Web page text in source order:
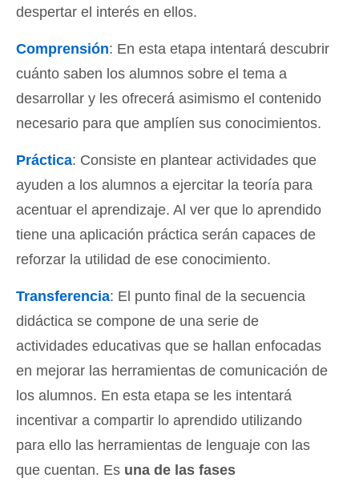
despertar el interés en ellos.
Comprensión: En esta etapa intentará descubrir
cuánto saben los alumnos sobre el tema a
desarrollar y les ofrecerá asimismo el contenido
necesario para que amplíen sus conocimientos.
Práctica: Consiste en plantear actividades que
ayuden a los alumnos a ejercitar la teoría para
acentuar el aprendizaje. Al ver que lo aprendido
tiene una aplicación práctica serán capaces de
reforzar la utilidad de ese conocimiento.
Transferencia: El punto final de la secuencia
didáctica se compone de una serie de
actividades educativas que se hallan enfocadas
en mejorar las herramientas de comunicación de
los alumnos. En esta etapa se les intentará
incentivar a compartir lo aprendido utilizando
para ello las herramientas de lenguaje con las
que cuentan. Es una de las fases